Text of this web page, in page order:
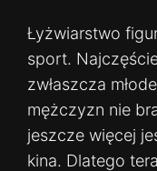
Łyżwiarstwo
sport.
zwłaszcza
mężczyzn nie
jeszcze więcej
kina. Dlatego